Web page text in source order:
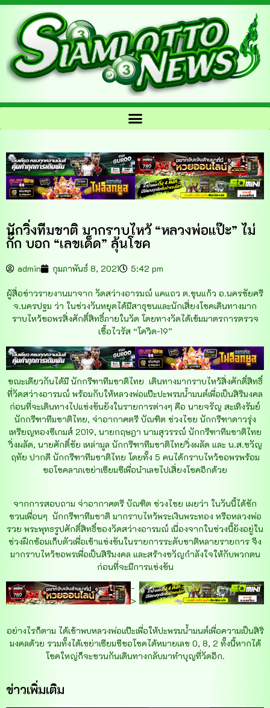
นักวิ่งทีมชาติ มากราบไหว้ “หลวงพ่อแป๊ะ” ไม่
กั๊ก บอก “เลขเด็ด” ลุ้นโชค
admin กุมภาพันธ์ 8, 2021 5:42 pm
ผู้สื่อข่าวรายงานมาจาก วัดสว่างอารมณ์ แคแถว ต.ขุนแก้ว อ.นครชัยศรี
จ.นครปฐม ว่า ในช่วงวันหยุดได้มีสาธุชนและนักเสี่ยงโชคเดินทางมาก
ราบไหว้ขอพรสิ่งศักดิ์สิทธิ์ภายในวัด โดยทางวัดได้เข้มมาตรการตรวจ
เชื้อไวรัส “โควิด-19”
ขณะเดียวกันได้มี นักกรีฑาทีมชาติไทย เดินทางมากราบไหว้สิ่งศักดิ์สิทธิ์
ที่วัดสว่างอารมณ์ พร้อมกับให้หลวงพ่อแป๊ะปะพรมน้ำมนต์เพื่อเป็นสิริมงคล
ก่อนที่จะเดินทางไปแข่งขันยังในรายการต่างๆ คือ นายจรัญ สะเทิงรัมย์
นักกรีฑาทีมชาติไทย, จ่าอากาศตรี บัณฑิต ช่วงไชย นักกรีฑาดาวรุ่ง
เหรียญทองซีเกมส์ 2019, นายกฤษฎา นามสุวรรณ์ นักกรีฑาทีมชาติไทย
วิ่งผลัด, นายศักดิ์ชัย เหล่ามูล นักกรีฑาทีมชาติไทยวิ่งผลัด และ น.ส.ขวัญ
ฤทัย ปากดี นักกรีฑาทีมชาติไทย โดยทั้ง 5 คนได้กราบไหว้ขอพรพร้อม
ขอโชคลาภเขย่าเซียมซีเพื่อนำเลขไปเสี่ยงโชคอีกด้วย
จากการสอบถาม จ่าอากาศตรี บัณฑิต ช่วงไชย เผยว่า ในวันนี้ได้ชัก
ชวนเพื่อนๆ นักกรีฑาทีมชาติ มากราบไหว้พระเงินพระทอง หรือหลวงพ่อ
รวย พระพุทธรูปศักดิ์สิทธิ์ของวัดสว่างอารมณ์ เนื่องจากในช่วงนี้ยังอยู่ใน
ช่วงฝึกซ้อมเก็บตัวเพื่อเข้าแข่งขันในรายการระดับชาติหลายรายการ จึง
มากราบไหว้ขอพรเพื่อเป็นสิริมงคล และสร้างขวัญกำลังใจให้กับพวกตน
ก่อนที่จะมีการแข่งขัน
-
>
อย่างไรก็ตาม ได้เข้าพบหลวงพ่อแป๊ะเพื่อให้ปะพรมน้ำมนต์เพื่อความเป็นสิริ
มงคลด้วย รวมทั้งได้เขย่าเซียมซีขอโชคได้หมายเลข 0, 8, 2 ทั้งนี้หากได้
โชคใหญ่ก็จะชวนกันเดินทางกลับมาทำบุญที่วัดอีก.
ข่าวเพิ่มเติม